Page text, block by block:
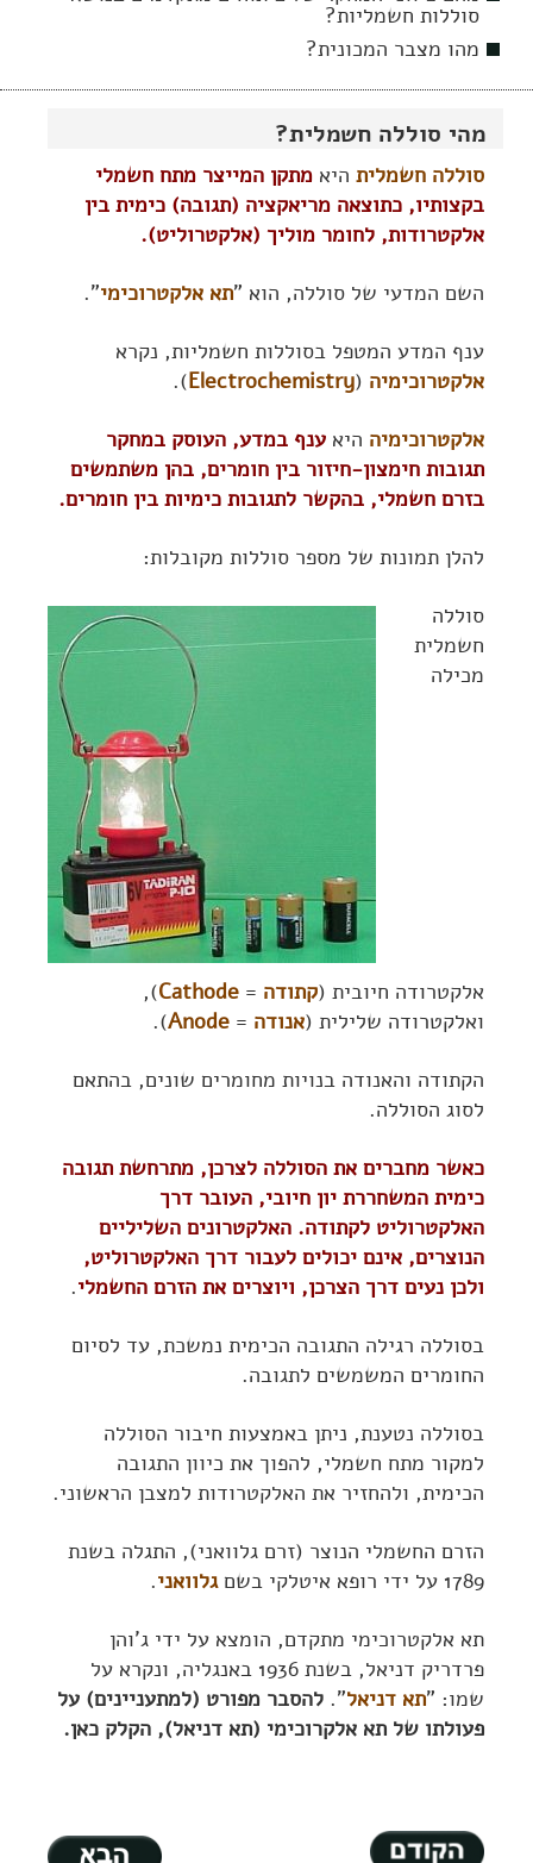
מהי סוללה חשמלית?
סוללה חשמלית היא מתקן המייצר מתח חשמלי
בקצותיו, כתוצאה מריאקציה (תגובה) כימית בין
אלקטרודות, לחומר מוליך (אלקטרוליט).
השם המדעי של סוללה, הוא "תא אלקטרוכימי".
ענף המדע המטפל בסוללות חשמליות, נקרא
אלקטרוכימיה (
Electrochemistry
).
אלקטרוכימיה היא ענף במדע, העוסק במחקר
תגובות חימצון-חיזור בין חומרים, בהן משתמשים
בזרם חשמלי, בהקשר לתגובות כימיות בין חומרים.
להלן תמונות של מספר סוללות מקובלות:
סוללה
חשמלית
מכילה
אלקטרודה חיובית (קתודה =
Cathode
),
ואלקטרודה שלילית (אנודה =
Anode
).
הקתודה והאנודה בנויות מחומרים שונים, בהתאם
לסוג הסוללה.
כאשר מחברים את הסוללה לצרכן, מתרחשת תגובה
כימית המשחררת יון חיובי, העובר דרך
האלקטרוליט לקתודה. האלקטרונים השליליים
הנוצרים, אינם יכולים לעבור דרך האלקטרוליט,
ולכן נעים דרך הצרכן, ויוצרים את הזרם החשמלי.
בסוללה רגילה התגובה הכימית נמשכת, עד לסיום
החומרים המשמשים לתגובה.
בסוללה נטענת, ניתן באמצעות חיבור הסוללה
למקור מתח חשמלי, להפוך את כיוון התגובה
הכימית, ולהחזיר את האלקטרודות למצבן הראשוני.
הזרם החשמלי הנוצר (זרם גלוואני), התגלה בשנת
1789 על ידי רופא איטלקי בשם
גלוואני.
תא אלקטרוכימי מתקדם, הומצא על ידי ג'והן
פרדריק דניאל, בשנת 1936 באנגליה, ונקרא על
שמו: "תא דניאל". להסבר מפורט (למתעניינים) על
פעולתו של תא אלקרוכימי (תא דניאל), הקלק כאן.
סוללות חשמליות?
מהו מצבר המכונית?